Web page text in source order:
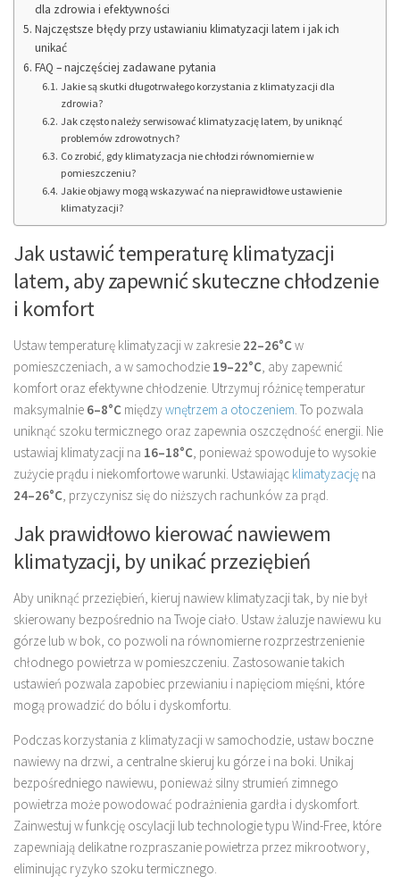
dla zdrowia i efektywności
Najczęstsze błędy przy ustawianiu klimatyzacji latem i jak ich
unikać
FAQ – najczęściej zadawane pytania
Jakie są skutki długotrwałego korzystania z klimatyzacji dla
zdrowia?
Jak często należy serwisować klimatyzację latem, by uniknąć
problemów zdrowotnych?
Co zrobić, gdy klimatyzacja nie chłodzi równomiernie w
pomieszczeniu?
Jakie objawy mogą wskazywać na nieprawidłowe ustawienie
klimatyzacji?
Jak ustawić temperaturę klimatyzacji
latem, aby zapewnić skuteczne chłodzenie
i komfort
Ustaw temperaturę klimatyzacji w zakresie 22–26°Cw
pomieszczeniach, a w samochodzie 19–22°C , aby zapewnić
komfort oraz efektywne chłodzenie. Utrzymuj różnicę temperatur
maksymalnie 6–8°C międzywnętrzem a otoczeniem . To pozwala
uniknąć szoku termicznego oraz zapewnia oszczędność energii. Nie
ustawiaj klimatyzacji na 16–18°C , ponieważ spowoduje to wysokie
zużycie prądu i niekomfortowe warunki. Ustawiając klimatyzację na
24–26°C , przyczynisz się do niższych rachunków za prąd.
Jak prawidłowo kierować nawiewem
klimatyzacji, by unikać przeziębień
Aby uniknąć przeziębień, kieruj nawiew klimatyzacji tak, by nie był
skierowany bezpośrednio na Twoje ciało. Ustaw żaluzje nawiewu ku
górze lub w bok, co pozwoli na równomierne rozprzestrzenienie
chłodnego powietrza w pomieszczeniu. Zastosowanie takich
ustawień pozwala zapobiec przewianiu i napięciom mięśni, które
mogą prowadzić do bólu i dyskomfortu.
Podczas korzystania z klimatyzacji w samochodzie, ustaw boczne
nawiewy na drzwi, a centralne skieruj ku górze i na boki. Unikaj
bezpośredniego nawiewu, ponieważ silny strumień zimnego
powietrza może powodować podrażnienia gardła i dyskomfort.
Zainwestuj w funkcję oscylacji lub technologie typu Wind-Free, które
zapewniają delikatne rozpraszanie powietrza przez mikrootwory,
eliminując ryzyko szoku termicznego.